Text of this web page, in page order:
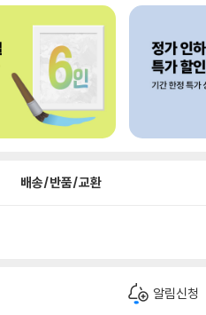
배송/반품/교환
알림신청